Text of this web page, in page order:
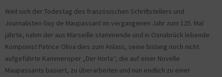
Weil sich der Todestag des französischen Schriftstellers und
Journalisten Guy de Maupassant im vergangenen Jahr zum 125. Mal
jährte, nahm der aus Marseille stammende und in Osnabrück lebende
Komponist Patrice Oliva dies zum Anlass, seine bislang noch nicht
aufgeführte Kammeroper „Der Horla“, die auf einer Novelle
Maupassants basiert, zu überarbeiten und nun endlich zu einer